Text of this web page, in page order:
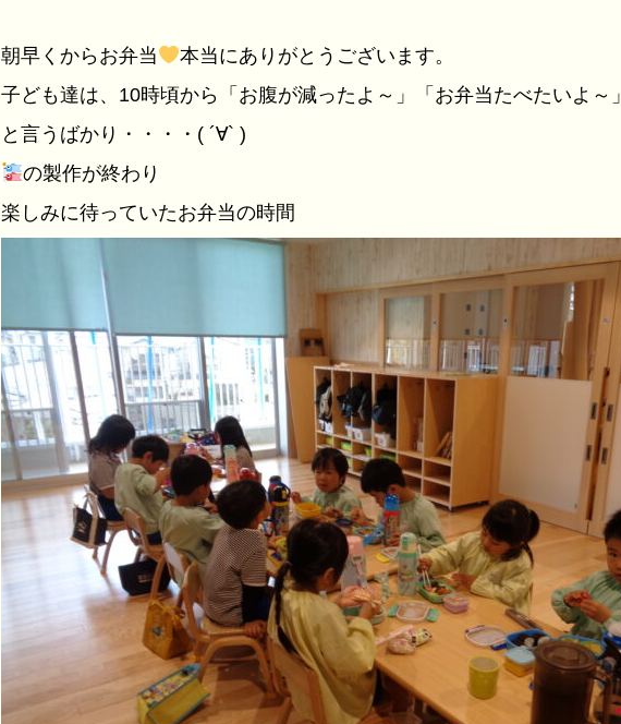
朝早くからお弁当
本当にありがとうございます。
子ども達は、10時頃から「お腹が減ったよ～」「お弁当たべたいよ～」
と言うばかり・・・・( ´∀` )
の製作が終わり
楽しみに待っていたお弁当の時間